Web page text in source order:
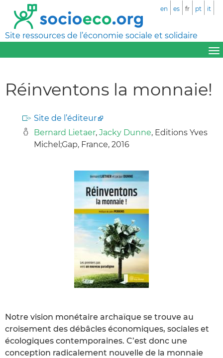
Site ressources de l’économie sociale et solidaire
en es fr pt it
Réinventons la monnaie!
Site de l’éditeur
Bernard Lietaer, Jacky Dunne, Editions Yves
Michel;Gap, France, 2016
Notre vision monétaire archaïque se trouve au
croisement des débâcles économiques, sociales et
écologiques contemporaines. C’est donc une
conception radicalement nouvelle de la monnaie